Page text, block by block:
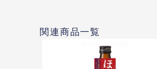
関連商品一覧